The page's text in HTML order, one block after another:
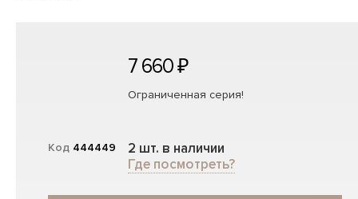
Код 444449
7 660 ₽
Ограниченная серия!
2 шт. в наличии
Где посмотреть?